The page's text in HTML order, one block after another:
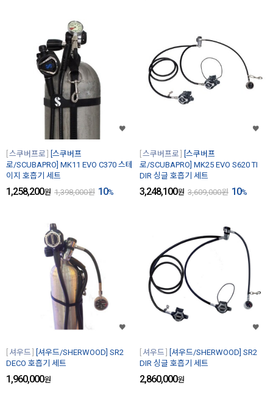
스쿠버프로
[스쿠버프
로/SCUBAPRO] MK11 EVO C370 스테
이지 호흡기 세트
1,258,200원 1,398,000원 10%
스쿠버프로
[스쿠버프
로/SCUBAPRO] MK25 EVO S620 TI
DIR 싱글 호흡기 세트
3,248,100원 3,609,000원 10%
셔우드
[셔우드/SHERWOOD] SR2
DECO 호흡기 세트
1,960,000원
셔우드
[셔우드/SHERWOOD] SR2
DIR 싱글 호흡기 세트
2,860,000원